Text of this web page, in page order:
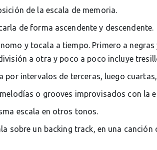
de la escala de memoria.
de forma ascendente y descendente.
y tocala a tiempo. Primero a negras
a otra y poco a poco incluye
por intervalos de terceras, luego
o grooves improvisados con la
escala en otros tonos.
sobre un backing track, en una canción